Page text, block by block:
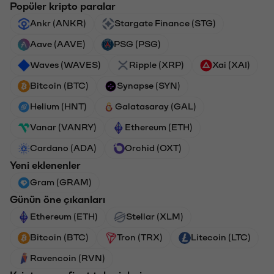
Popüler kripto paralar
Ankr (ANKR) Stargate Finance (STG)
Aave (AAVE) PSG (PSG)
Waves (WAVES) Ripple (XRP) Xai (XAI)
Bitcoin (BTC) Synapse (SYN)
Helium (HNT) Galatasaray (GAL)
Vanar (VANRY) Ethereum (ETH)
Cardano (ADA) Orchid (OXT)
Yeni eklenenler
Gram (GRAM)
Günün öne çıkanları
Ethereum (ETH) Stellar (XLM)
Bitcoin (BTC) Tron (TRX) Litecoin (LTC)
Ravencoin (RVN)